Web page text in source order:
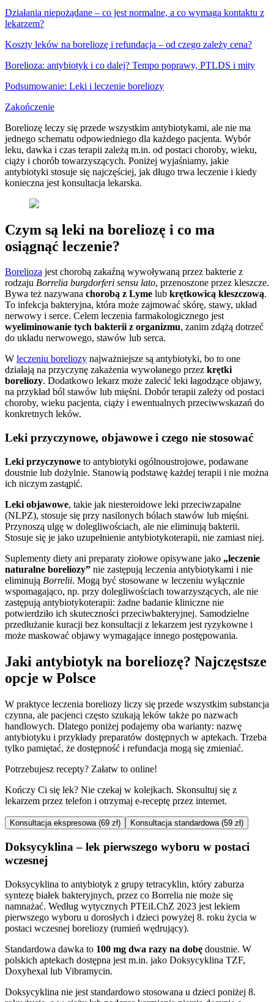
Działania niepożądane – co jest normalne, a co wymaga kontaktu z
lekarzem?
Koszty leków na boreliozę i refundacja – od czego zależy cena?
Borelioza: antybiotyk i co dalej? Tempo poprawy, PTLDS i mity
Podsumowanie: Leki i leczenie boreliozy
Zakończenie
Boreliozę leczy się przede wszystkim antybiotykami, ale nie ma
jednego schematu odpowiedniego dla każdego pacjenta. Wybór
leku, dawka i czas terapii zależą m.in. od postaci choroby, wieku,
ciąży i chorób towarzyszących. Poniżej wyjaśniamy, jakie
antybiotyki stosuje się najczęściej, jak długo trwa leczenie i kiedy
konieczna jest konsultacja lekarska.
Czym są leki na boreliozę i co ma
osiągnąć leczenie?
Borelioza jest chorobą zakaźną wywoływaną przez bakterie z
rodzaju Borrelia burgdorferi sensu lato, przenoszone przez kleszcze.
Bywa też nazywana chorobą z Lyme lub krętkowicą kleszczową.
To infekcja bakteryjna, która może zajmować skórę, stawy, układ
nerwowy i serce. Celem leczenia farmakologicznego jest
wyeliminowanie tych bakterii z organizmu, zanim zdążą dotrzeć
do układu nerwowego, stawów lub serca.
W leczeniu boreliozy najważniejsze są antybiotyki, bo to one
działają na przyczynę zakażenia wywołanego przez krętki
boreliozy. Dodatkowo lekarz może zalecić leki łagodzące objawy,
na przykład ból stawów lub mięśni. Dobór terapii zależy od postaci
choroby, wieku pacjenta, ciąży i ewentualnych przeciwwskazań do
konkretnych leków.
Leki przyczynowe, objawowe i czego nie stosować
Leki przyczynowe to antybiotyki ogólnoustrojowe, podawane
doustnie lub dożylnie. Stanowią podstawę każdej terapii i nie można
ich niczym zastąpić.
Leki objawowe, takie jak niesteroidowe leki przeciwzapalne
(NLPZ), stosuje się przy nasilonych bólach stawów lub mięśni.
Przynoszą ulgę w dolegliwościach, ale nie eliminują bakterii.
Stosuje się je jako uzupełnienie antybiotykoterapii, nie zamiast niej.
Suplementy diety ani preparaty ziołowe opisywane jako „leczenie
naturalne boreliozy” nie zastępują leczenia antybiotykami i nie
eliminują Borrelii. Mogą być stosowane w leczeniu wyłącznie
wspomagająco, np. przy dolegliwościach towarzyszących, ale nie
zastępują antybiotykoterapii: żadne badanie kliniczne nie
potwierdziło ich skuteczności przeciwbakteryjnej. Samodzielne
przedłużanie kuracji bez konsultacji z lekarzem jest ryzykowne i
może maskować objawy wymagające innego postępowania.
Jaki antybiotyk na boreliozę? Najczęstsze
opcje w Polsce
W praktyce leczenia boreliozy liczy się przede wszystkim substancja
czynna, ale pacjenci często szukają leków także po nazwach
handlowych. Dlatego poniżej podajemy oba warianty: nazwę
antybiotyku i przykłady preparatów dostępnych w aptekach. Trzeba
tylko pamiętać, że dostępność i refundacja mogą się zmieniać.
Potrzebujesz recepty? Załatw to online!
Kończy Ci się lek? Nie czekaj w kolejkach. Skonsultuj się z
lekarzem przez telefon i otrzymaj e-receptę przez internet.
Konsultacja ekspresowa (69 zł) Konsultacja standardowa (59 zł)
Doksycyklina – lek pierwszego wyboru w postaci
wczesnej
Doksycyklina to antybiotyk z grupy tetracyklin, który zaburza
syntezę białek bakteryjnych, przez co Borrelia nie może się
namnażać. Według wytycznych PTEiLChZ 2023 jest lekiem
pierwszego wyboru u dorosłych i dzieci powyżej 8. roku życia w
postaci wczesnej boreliozy (rumień wędrujący).
Standardowa dawka to 100 mg dwa razy na dobę doustnie. W
polskich aptekach dostępna jest m.in. jako Doksycyklina TZF,
Doxyhexal lub Vibramycin.
Doksycyklina nie jest standardowo stosowana u dzieci poniżej 8.